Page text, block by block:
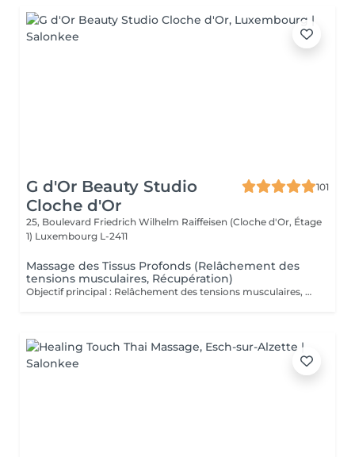
G d'Or Beauty Studio
Cloche d'Or
101
25, Boulevard Friedrich Wilhelm Raiffeisen (Cloche d'Or, Étage
1) Luxembourg L-2411
Massage des Tissus Profonds (Relâchement des
tensions musculaires, Récupération)
Objectif principal : Relâchement des tensions musculaires, Récupération. Massage intense ciblant les couches musculaires profondes pour soulager les tensions. Il agit directement sur les fibres musculaires, améliore la mobilité et restaure la souplesse des tissus. Véritable rituel de détente et de récupération, le massage des tissus profonds est un soin d'exception qui agit au cur des tensions musculaires. Grâce à des manuvres lentes et précises, il libère les zones de stress, relance la circulation et rééquilibre le corps en profondeur. Ce massage offre une sensation immédiate de relâchement, tout en procurant un bien-être durable et une profonde harmonisation du corps et de l'esprit. Fréquence recommandée : une séance par semaine en phase de soulagement pendant 2 à 4 semaines afin de libérer les tensions profondes et soutenir la récupération musculaire, puis une séance toutes les 3 à 4 semaines en entretien pour préserver souplesse, mobilité et confort durable.